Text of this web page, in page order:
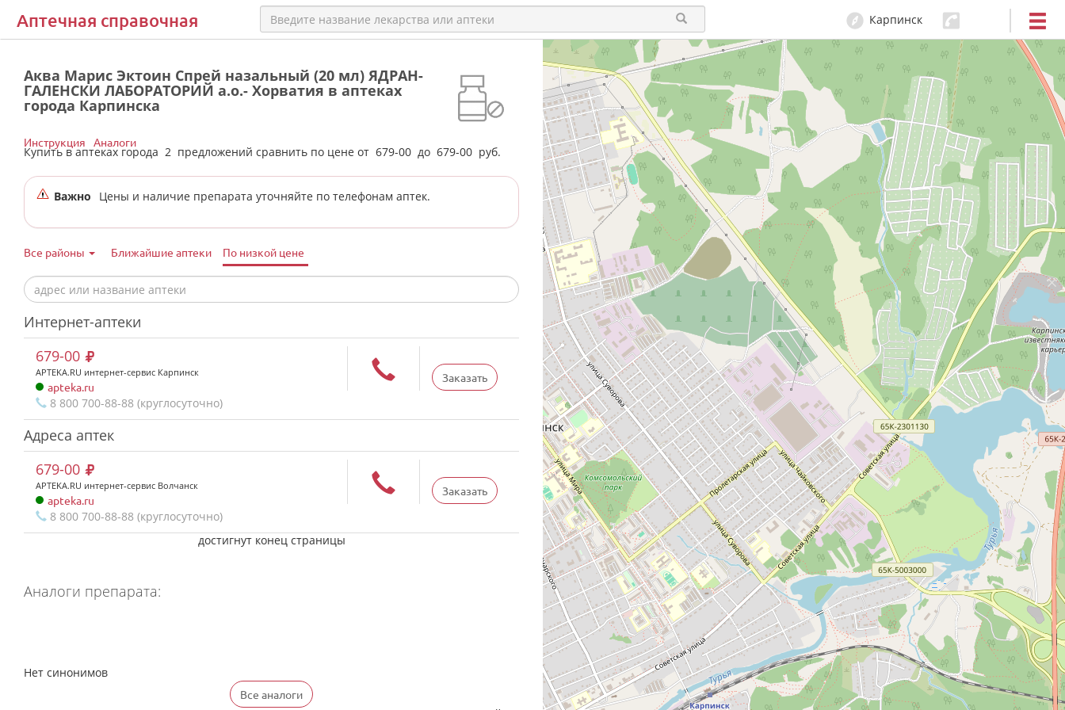
Аптечная справочная Карпинск
Аква Марис Эктоин Спрей назальный (20 мл) ЯДРАН-
ГАЛЕНСКИ ЛАБОРАТОРИЙ а.о.- Хорватия в аптеках
города Карпинска
Купить в аптеках города 2 предложений сравнить по цене от 679-00 до 679-00 руб.
Инструкция Аналоги
Важно Цены и наличие препарата уточняйте по телефонам аптек.
Все районы Ближайшие аптеки По низкой цене
Интернет-аптеки
Заказать
679-00
APTEKA.RU интернет-сервис Карпинск
apteka.ru
8 800 700-88-88 (круглосуточно)
Адреса аптек
Заказать
679-00
APTEKA.RU интернет-сервис Волчанск
apteka.ru
8 800 700-88-88 (круглосуточно)
достигнут конец страницы
Аналоги препарата:
Нет синонимов
Все аналоги